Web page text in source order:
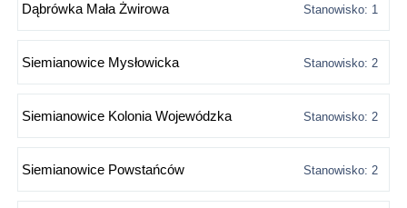
Dąbrówka Mała Żwirowa Stanowisko: 1
Siemianowice Mysłowicka Stanowisko: 2
Siemianowice Kolonia Wojewódzka Stanowisko: 2
Siemianowice Powstańców Stanowisko: 2